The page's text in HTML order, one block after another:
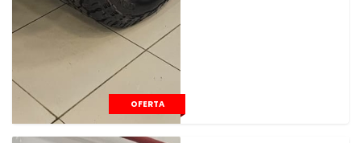
OFERTA